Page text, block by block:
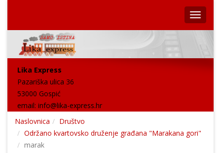
Lika Express
Pazariška ulica 36
53000 Gospić
email: info@lika-express.hr
Naslovnica
Društvo
Održano kvartovsko druženje građana "Marakana gori"
marak